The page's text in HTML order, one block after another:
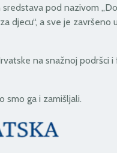
pod nazivom
djecu“, a sve je završeno
na snažnoj podršci
smo ga i zamišljali.